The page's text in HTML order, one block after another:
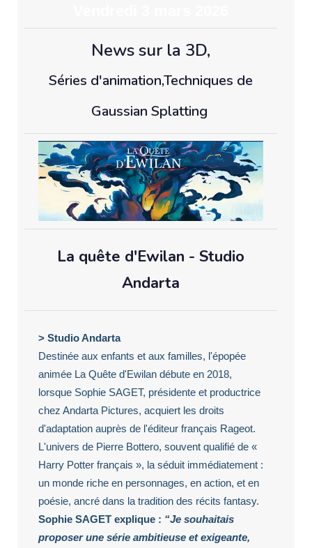
News sur la 3D,
Séries d'animation,Techniques de
Gaussian Splatting
La quête d'Ewilan - Studio
Andarta
> Studio Andarta
Destinée aux enfants et aux familles, l'épopée
animée La Quête d'Ewilan débute en 2018,
lorsque Sophie SAGET, présidente et productrice
chez Andarta Pictures, acquiert les droits
d'adaptation auprès de l'éditeur français Rageot.
L'univers de Pierre Bottero, souvent qualifié de «
Harry Potter français », la séduit immédiatement :
un monde riche en personnages, en action, et en
poésie, ancré dans la tradition des récits fantasy.
Sophie SAGET explique : “Je souhaitais
proposer une série ambitieuse et exigeante,